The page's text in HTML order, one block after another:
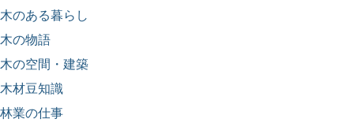
木のある暮らし
木の物語
木の空間・建築
木材豆知識
林業の仕事